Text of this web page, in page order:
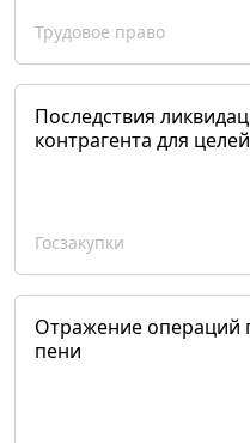
Трудовое право
Последствия
контрагента для
Госзакупки
Отражение операций
пени